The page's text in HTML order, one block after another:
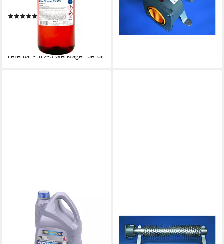
in Germany
(1)
UVP11,95 €
(9,49 €/ 1 l)
lieferbar - in 2-3 Werktagen bei dir
TR 1500
369,77 €
lieferbar - in 3-4 Werktagen bei dir
230V,500W,500mm RRH
500